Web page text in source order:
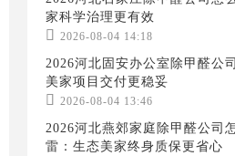
家科学治理更有效
 2026-08-04 14:18
2026河北固安办公室除甲醛公
美家项目交付更稳妥
 2026-08-04 13:46
2026河北燕郊家庭除甲醛公司
雷：生态美家终身质保更省心